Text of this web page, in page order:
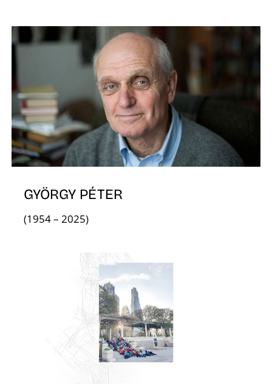
GYÖRGY PÉTER
(1954 – 2025)